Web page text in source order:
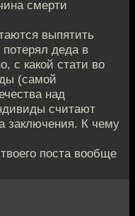
смерти
выпятить
деда в
с какой стати во
(самой
над
считают
заключения. К чему
поста вообще